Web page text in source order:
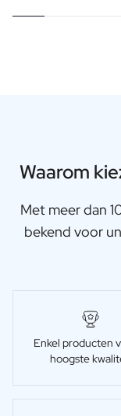
Waarom
Met meer dan
bekend voor
Enkel producten
hoogste